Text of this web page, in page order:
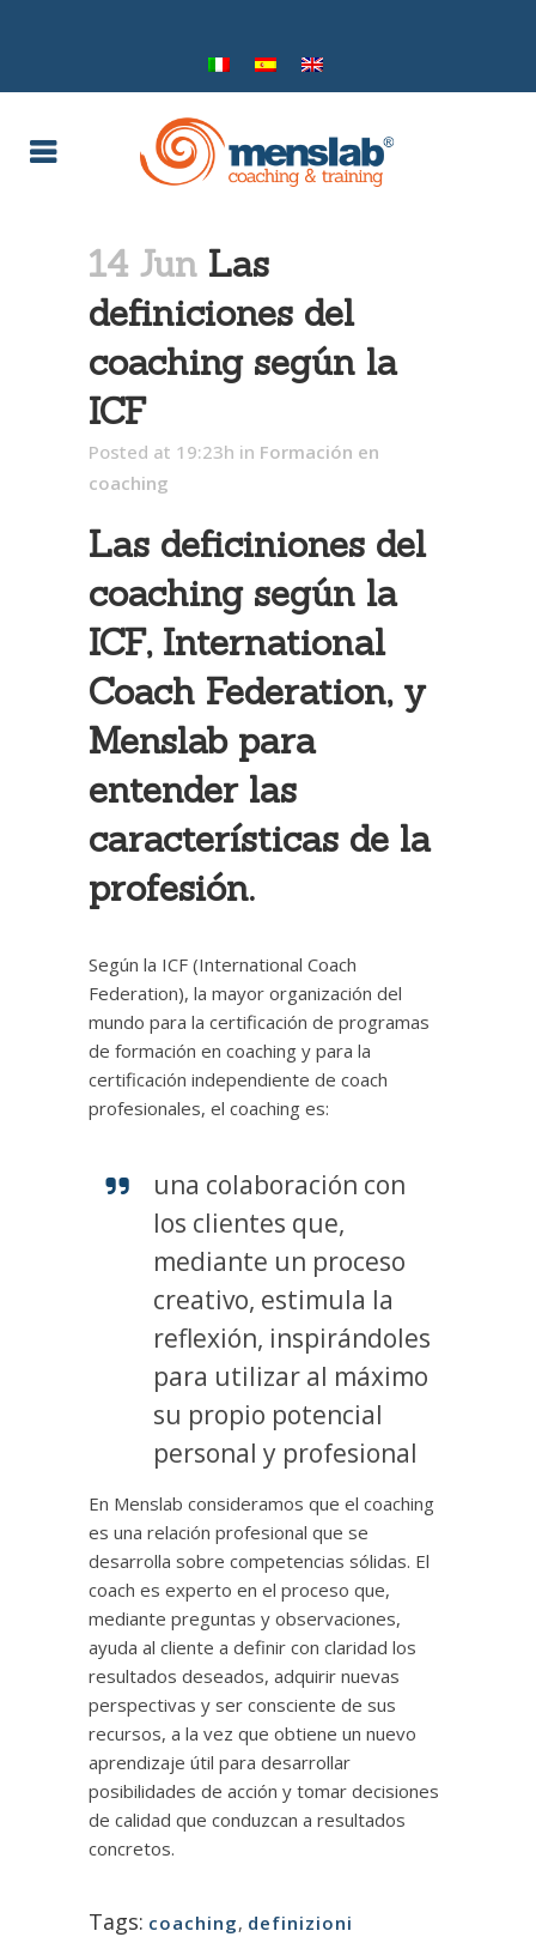
14 Jun Las
definiciones del
coaching según la
ICF
Posted at 19:23h in Formación en
coaching
Las deficiniones del
coaching según la
ICF, International
Coach Federation, y
Menslab para
entender las
características de la
profesión.
Según la ICF (International Coach
Federation), la mayor organización del
mundo para la certificación de programas
de formación en coaching y para la
certificación independiente de coach
profesionales, el coaching es:
una colaboración con
los clientes que,
mediante un proceso
creativo, estimula la
reflexión, inspirándoles
para utilizar al máximo
su propio potencial
personal y profesional
En Menslab consideramos que el coaching
es una relación profesional que se
desarrolla sobre competencias sólidas. El
coach es experto en el proceso que,
mediante preguntas y observaciones,
ayuda al cliente a definir con claridad los
resultados deseados, adquirir nuevas
perspectivas y ser consciente de sus
recursos, a la vez que obtiene un nuevo
aprendizaje útil para desarrollar
posibilidades de acción y tomar decisiones
de calidad que conduzcan a resultados
concretos.
Tags: coaching, definizioni